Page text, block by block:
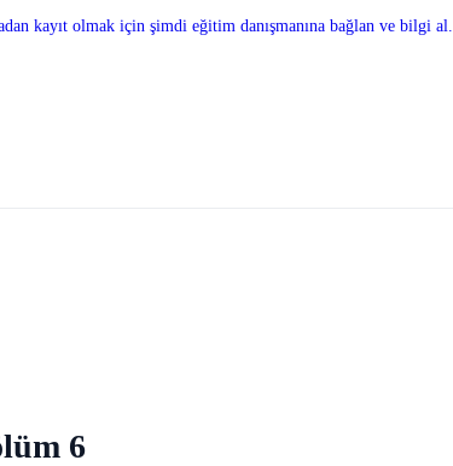
kayıt olmak için şimdi eğitim danışmanına bağlan ve bilgi al.
6